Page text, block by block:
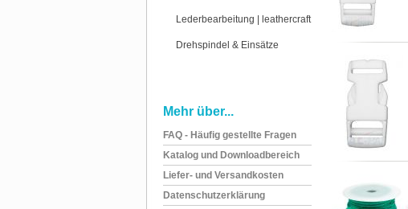
Lederbearbeitung | leathercraft
Drehspindel & Einsätze
Mehr über...
FAQ - Häufig gestellte Fragen
Katalog und Downloadbereich
Liefer- und Versandkosten
Datenschutzerklärung